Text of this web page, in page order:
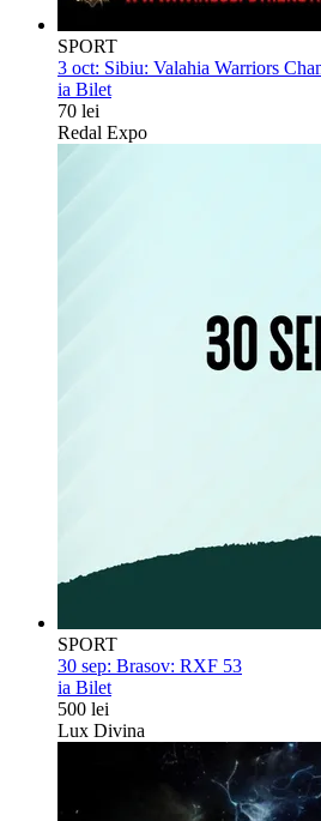
SPORT
3 oct: Sibiu: Valahia Warriors
ia Bilet
70 lei
Redal Expo
SPORT
30 sep: Brasov: RXF 53
ia Bilet
500 lei
Lux Divina